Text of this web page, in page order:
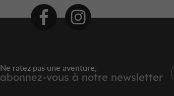
Ne ratez pas une aventure,
abonnez-vous à notre newsletter